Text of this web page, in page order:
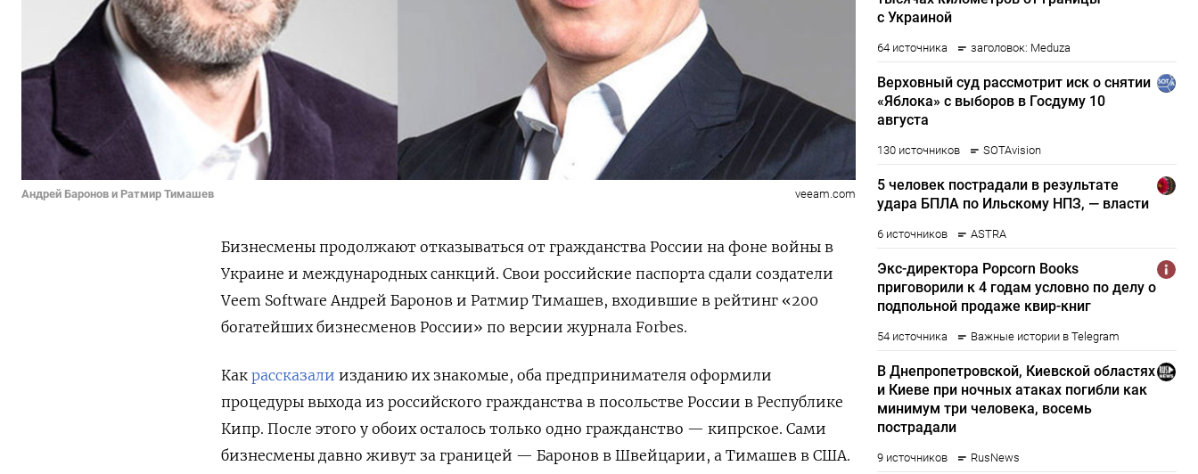
Андрей Баронов и Ратмир Тимашев veeam.com
Бизнесмены продолжают отказываться от гражданства России на фоне войны в
Украине и международных санкций. Свои российские паспорта сдали создатели
Veem Software Андрей Баронов и Ратмир Тимашев, входившие в рейтинг «200
богатейших бизнесменов России» по версии журнала Forbes.
Как рассказали изданию их знакомые, оба предпринимателя оформили
процедуры выхода из российского гражданства в посольстве России в Республике
Кипр. После этого у обоих осталось только одно гражданство — кипрское. Сами
бизнесмены давно живут за границей — Баронов в Швейцарии, а Тимашев в США.